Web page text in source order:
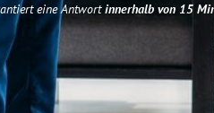
eine Antwortinnerhalb von 15